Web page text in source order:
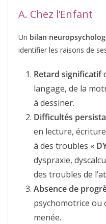
A. Chez l’Enfant
Un bilan
identifier les raisons de
Retard significatif
langage, de la
à dessiner.
Difficultés
en lecture,
à des troubles «
dyspraxie,
des troubles de
Absence de
psychomotrice
menée.